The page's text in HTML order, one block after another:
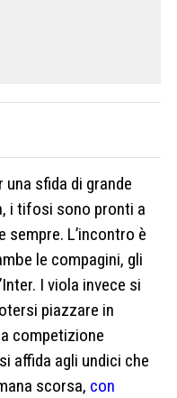
sfida di grande
i tifosi sono pronti a
L’incontro è
le compagini, gli
I viola invece si
piazzare in
competizione
affida agli undici che
scorsa, con